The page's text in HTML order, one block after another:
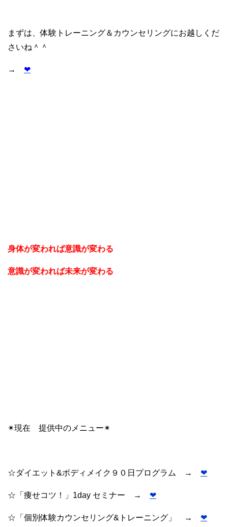
まずは、体験トレーニング＆カウンセリングにお越しくだ
さいね＾＾
→ ❤
身体が変われば意識が変わる
意識が変われば未来が変わる
✴︎現在 提供中のメニュー✴︎
☆ダイエット&ボディメイク９０日プログラム → ❤︎
☆「痩せコツ！」1day セミナー → ❤︎
☆「個別体験カウンセリング&トレーニング」 → ❤︎